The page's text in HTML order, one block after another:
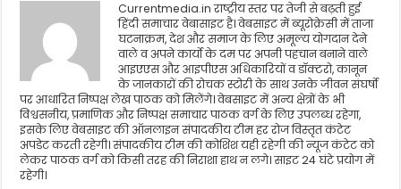
Currentmedia.in राष्ट्रीय स्तर पर तेजी से बढ़ती हुई
हिंदी समाचार वेबासाइट है। वेबसाइट में ब्यूरोक्रेसी में ताजा
घटनाक्रम, देश और समाज के लिए अमूल्य योगदान देने
वाले व अपने कार्यो के दम पर अपनी पहचान बनाने वाले
आइएएस और आइपीएस अधिकारियों व डॉक्टरो, कानून
के जानकारों की रोचक स्टोरी के साथ उनके जीवन संघर्षो
पर आधारित निष्पक्ष लेख पाठक को मिलेंगे। वेबसाइट में अन्य क्षेत्रों के भी
विश्वसनीय, प्रमाणिक और निष्पक्ष समाचार पाठक वर्ग के लिए उपलब्ध रहेगा,
इसके लिए वेबसाइट की ऑनलाइन संपादकीय टीम हर रोज विस्तृत कंटेट
अपडेट करती रहेगी। संपादकीय टीम की कोशिश यही रहेगी की न्यूज कंटेट को
लेकर पाठक वर्ग को किसी तरह की निराशा हाथ न लगे। साइट 24 घंटे प्रयोग में
रहेगी।